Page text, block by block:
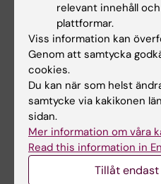
Relaterade artiklar
relevant innehåll
plattformar.
Viss information kan
Genom att samtycka
cookies.
Du kan när som helst
samtycke via kakikonen
sidan.
Mer information om våra
Read this information in
Tillåt